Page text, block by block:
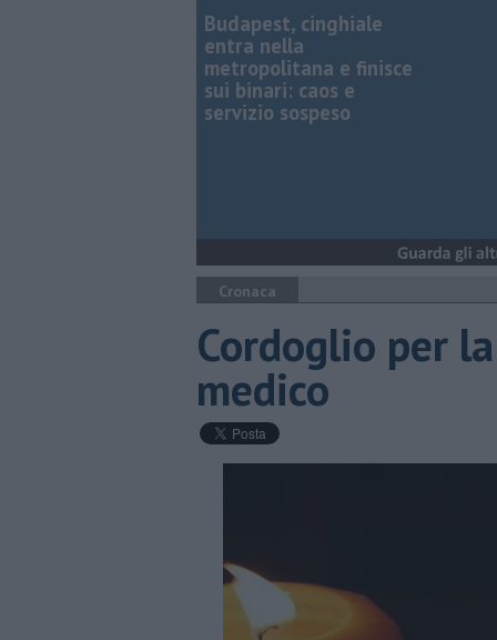
Budapest, cinghiale
entra nella
metropolitana e finisce
sui binari: caos e
servizio sospeso
Cronaca
Cordoglio per
medico